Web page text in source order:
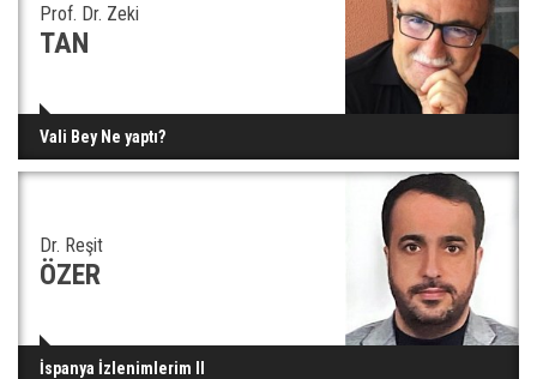
Prof. Dr. Zeki
TAN
Vali Bey Ne yaptı?
Dr. Reşit
ÖZER
İspanya İzlenimlerim II